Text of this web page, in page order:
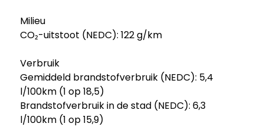
Milieu
CO₂-uitstoot (NEDC): 122 g/km
Verbruik
Gemiddeld brandstofverbruik (NEDC): 5,4
l/100km (1 op 18,5)
Brandstofverbruik in de stad (NEDC): 6,3
l/100km (1 op 15,9)